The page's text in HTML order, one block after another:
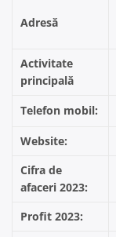
Adresă
Activitate
principală
Telefon mobil:
Website:
Cifra de
afaceri 2023:
Profit 2023: